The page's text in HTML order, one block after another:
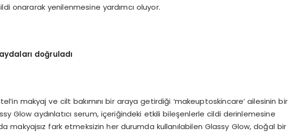
onararak yenilenmesine yardımcı oluyor.
doğruladı
makyaj ve cilt bakımını bir araya getirdiği ‘makeuptoskincare’ ailesinin bir
Glow aydınlatıcı serum, içeriğindeki etkili bileşenlerle cildi derinlemesine
makyajsız fark etmeksizin her durumda kullanılabilen Glassy Glow, doğal bir